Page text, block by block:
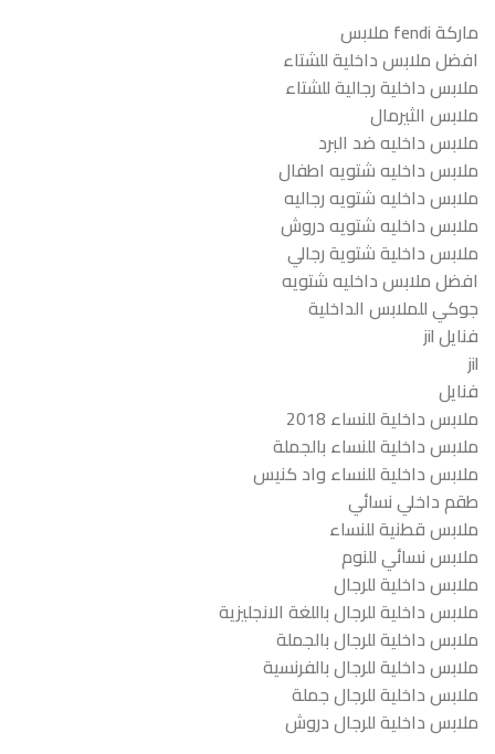
ماركة fendi ملابس
افضل ملابس داخلية للشتاء
ملابس داخلية رجالية للشتاء
ملابس الثيرمال
ملابس داخليه ضد البرد
ملابس داخليه شتويه اطفال
ملابس داخليه شتويه رجاليه
ملابس داخليه شتويه دروش
ملابس داخلية شتوية رجالي
افضل ملابس داخليه شتويه
جوكي للملابس الداخلية
فنايل jil
jil
فنايل
ملابس داخلية للنساء 2018
ملابس داخلية للنساء بالجملة
ملابس داخلية للنساء واد كنيس
طقم داخلي نسائي
ملابس قطنية للنساء
ملابس نسائي للنوم
ملابس داخلية للرجال
ملابس داخلية للرجال باللغة الانجليزية
ملابس داخلية للرجال بالجملة
ملابس داخلية للرجال بالفرنسية
ملابس داخلية للرجال جملة
ملابس داخلية للرجال دروش